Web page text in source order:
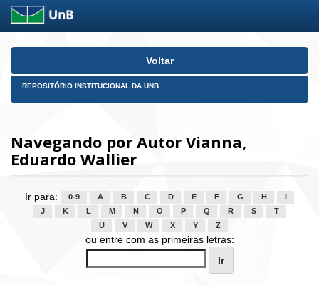
Skip
Voltar
REPOSITÓRIO INSTITUCIONAL DA UNB
Navegando por Autor Vianna,
Eduardo Wallier
Ir para: 0-9 A B C D E F G H
J
K L M N O P Q R S
T
U
V W X Y Z
ou entre com as primeiras letras: